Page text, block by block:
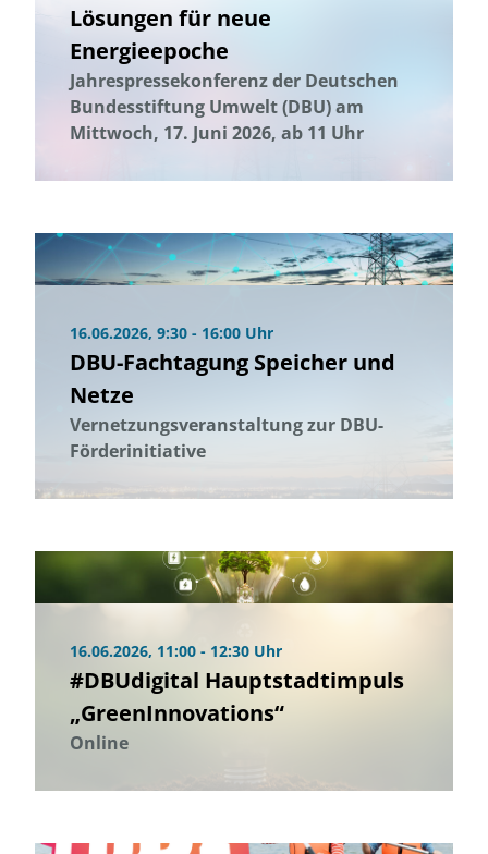
Lösungen für neue
Energieepoche
Jahrespressekonferenz der Deutschen
Bundesstiftung Umwelt (DBU) am
Mittwoch, 17. Juni 2026, ab 11 Uhr
16.06.2026, 9:30 - 16:00 Uhr
DBU-Fachtagung Speicher und
Netze
Vernetzungsveranstaltung zur DBU-
Förderinitiative
16.06.2026, 11:00 - 12:30 Uhr
#DBUdigital Hauptstadtimpuls
„GreenInnovations“
Online